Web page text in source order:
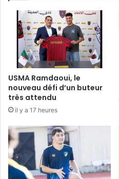
USMA Ramdaoui, le
nouveau défi d’un buteur
très attendu
il y a 17 heures